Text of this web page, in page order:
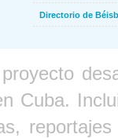
Directorio de
Cuba.